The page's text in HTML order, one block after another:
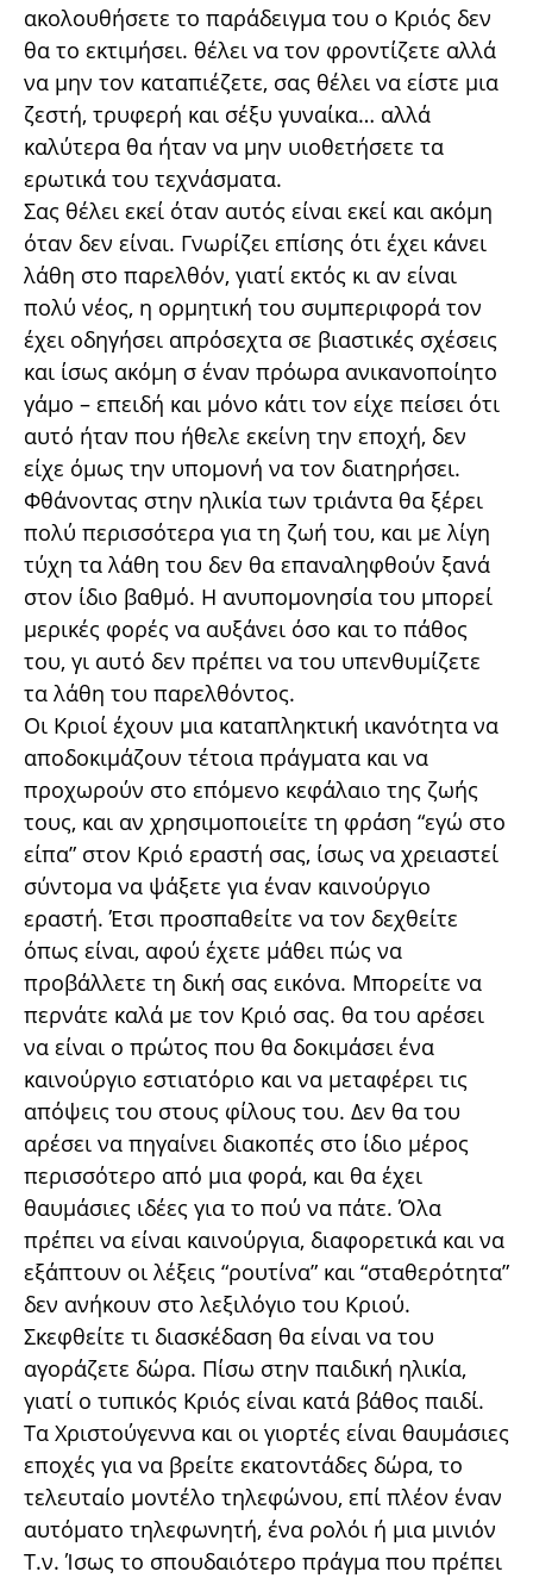
ακολουθήσετε το παράδειγμα του ο Κριός δεν
θα το εκτιμήσει. θέλει να τον φροντίζετε αλλά
να μην τον καταπιέζετε, σας θέλει να είστε μια
ζεστή, τρυφερή και σέξυ γυναίκα… αλλά
καλύτερα θα ήταν να μην υιοθετήσετε τα
ερωτικά του τεχνάσματα.
Σας θέλει εκεί όταν αυτός είναι εκεί και ακόμη
όταν δεν είναι. Γνωρίζει επίσης ότι έχει κάνει
λάθη στο παρελθόν, γιατί εκτός κι αν είναι
πολύ νέος, η ορμητική του συμπεριφορά τον
έχει οδηγήσει απρόσεχτα σε βιαστικές σχέσεις
και ίσως ακόμη σ έναν πρόωρα ανικανοποίητο
γάμο – επειδή και μόνο κάτι τον είχε πείσει ότι
αυτό ήταν που ήθελε εκείνη την εποχή, δεν
είχε όμως την υπομονή να τον διατηρήσει.
Φθάνοντας στην ηλικία των τριάντα θα ξέρει
πολύ περισσότερα για τη ζωή του, και με λίγη
τύχη τα λάθη του δεν θα επαναληφθούν ξανά
στον ίδιο βαθμό. Η ανυπομονησία του μπορεί
μερικές φορές να αυξάνει όσο και το πάθος
του, γι αυτό δεν πρέπει να του υπενθυμίζετε
τα λάθη του παρελθόντος.
Οι Κριοί έχουν μια καταπληκτική ικανότητα να
αποδοκιμάζουν τέτοια πράγματα και να
προχωρούν στο επόμενο κεφάλαιο της ζωής
τους, και αν χρησιμοποιείτε τη φράση “εγώ στο
είπα” στον Κριό εραστή σας, ίσως να χρειαστεί
σύντομα να ψάξετε για έναν καινούργιο
εραστή. Έτσι προσπαθείτε να τον δεχθείτε
όπως είναι, αφού έχετε μάθει πώς να
προβάλλετε τη δική σας εικόνα. Μπορείτε να
περνάτε καλά με τον Κριό σας. θα του αρέσει
να είναι ο πρώτος που θα δοκιμάσει ένα
καινούργιο εστιατόριο και να μεταφέρει τις
απόψεις του στους φίλους του. Δεν θα του
αρέσει να πηγαίνει διακοπές στο ίδιο μέρος
περισσότερο από μια φορά, και θα έχει
θαυμάσιες ιδέες για το πού να πάτε. Όλα
πρέπει να είναι καινούργια, διαφορετικά και να
εξάπτουν οι λέξεις “ρουτίνα” και “σταθερότητα”
δεν ανήκουν στο λεξιλόγιο του Κριού.
Σκεφθείτε τι διασκέδαση θα είναι να του
αγοράζετε δώρα. Πίσω στην παιδική ηλικία,
γιατί ο τυπικός Κριός είναι κατά βάθος παιδί.
Τα Χριστούγεννα και οι γιορτές είναι θαυμάσιες
εποχές για να βρείτε εκατοντάδες δώρα, το
τελευταίο μοντέλο τηλεφώνου, επί πλέον έναν
αυτόματο τηλεφωνητή, ένα ρολόι ή μια μινιόν
Τ.ν. Ίσως το σπουδαιότερο πράγμα που πρέπει